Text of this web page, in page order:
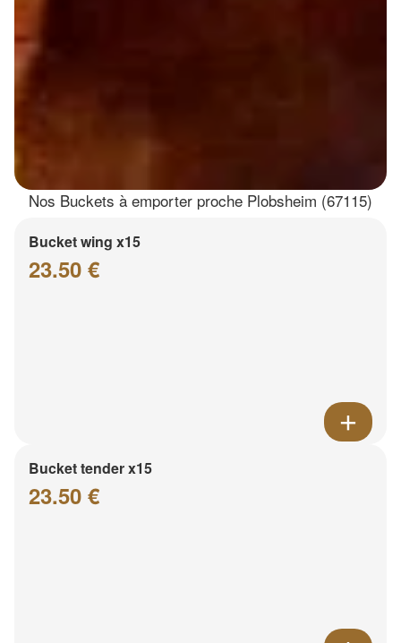
Nos Buckets à emporter proche Plobsheim (67115)
Bucket wing x15
23.50 €
Bucket tender x15
23.50 €